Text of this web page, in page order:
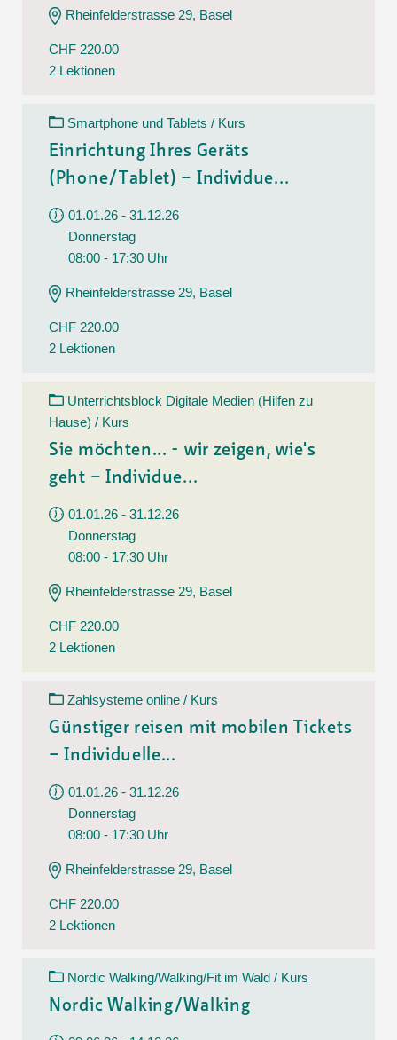
Rheinfelderstrasse 29, Basel
CHF 220.00
2 Lektionen
Smartphone und Tablets / Kurs
Einrichtung Ihres Geräts
(Phone/Tablet) – Individue...
01.01.26 - 31.12.26
Donnerstag
08:00 - 17:30 Uhr
Rheinfelderstrasse 29, Basel
CHF 220.00
2 Lektionen
Unterrichtsblock Digitale Medien (Hilfen zu
Hause) / Kurs
Sie möchten... - wir zeigen, wie's
geht – Individue...
01.01.26 - 31.12.26
Donnerstag
08:00 - 17:30 Uhr
Rheinfelderstrasse 29, Basel
CHF 220.00
2 Lektionen
Zahlsysteme online / Kurs
Günstiger reisen mit mobilen Tickets
– Individuelle...
01.01.26 - 31.12.26
Donnerstag
08:00 - 17:30 Uhr
Rheinfelderstrasse 29, Basel
CHF 220.00
2 Lektionen
Nordic Walking/Walking/Fit im Wald / Kurs
Nordic Walking/Walking